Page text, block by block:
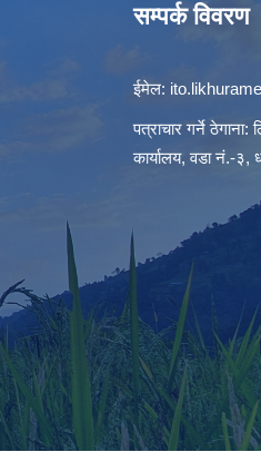
सम्पर्क विवरण
ईमेल:
पत्राचार गर्ने ठेगाना:
कार्यालय, वडा नं.-३,